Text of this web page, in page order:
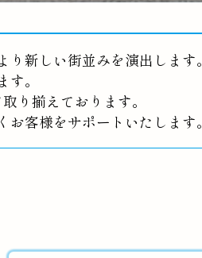
新しい街並みを演出します。
。
り揃えております。
客様をサポートいたします。